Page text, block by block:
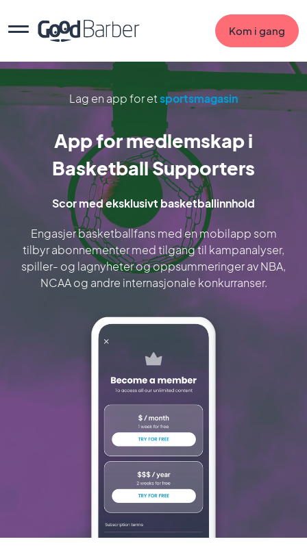
Kom i gang
Lag en app for etsportsmagasin
App for medlemskap i
Basketball Supporters
Scor med eksklusivt basketballinnhold
Engasjer basketballfans med en mobilapp som
tilbyr abonnementer med tilgang til kampanalyser,
spiller- og lagnyheter og oppsummeringer av NBA,
NCAA og andre internasjonale konkurranser.